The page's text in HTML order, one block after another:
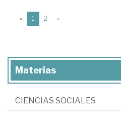
« 1 (current)
2 »
Materias
CIENCIAS SOCIALES